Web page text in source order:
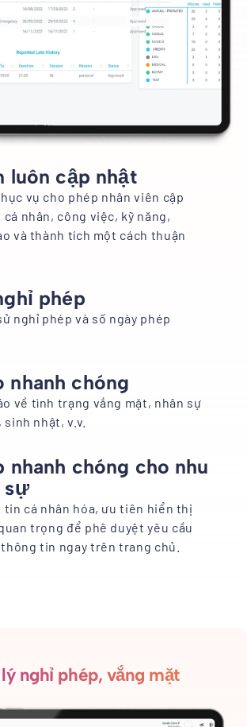
luôn cập nhật
vụ cho phép nhân viên cập
nhân, công việc, kỹ năng,
và thành tích một cách thuận
phép
nghỉ phép và số ngày phép
nhanh chóng
về tình trạng vắng mặt, nhân sự
nhật, v.v.
nhanh chóng cho nhu
sự
tin cá nhân hóa, ưu tiên hiển thị
trọng để phê duyệt yêu cầu
tin ngay trên trang chủ.
nghỉ phép, vắng mặt